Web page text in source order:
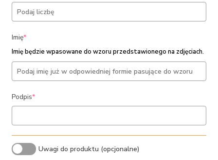
Imię*(required)
Imię będzie wpasowane do wzoru przedstawionego na zdjęciach.
Podpis*(required)
Uwagi do produktu (opcjonalne)